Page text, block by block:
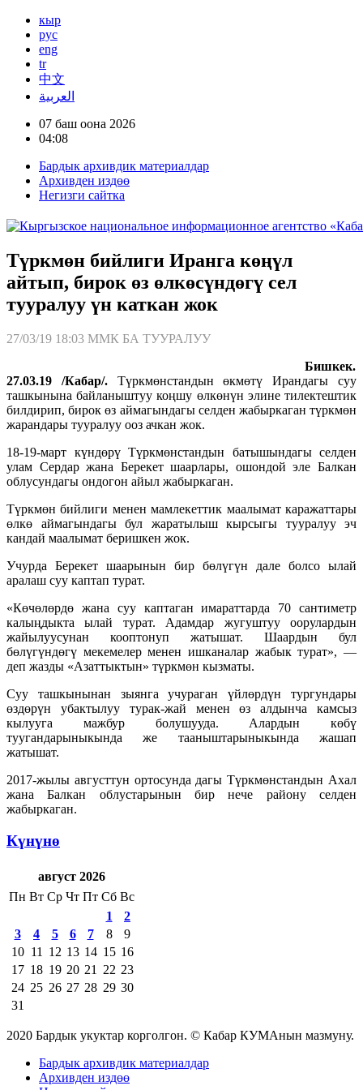
кыр
рус
eng
tr
中文
العربية
07 баш оона 2026
04:08
Бардык архивдик материалдар
Архивден издөө
Негизги сайтка
Түркмөн бийлиги Иранга көңүл
айтып, бирок өз өлкөсүндөгү сел
тууралуу үн каткан жок
27/03/19 18:03 ММК БА ТУУРАЛУУ
Бишкек.
27.03.19 /Кабар/.Түркмөнстандын өкмөтү Ирандагы суу
ташкынына байланыштуу коңшу өлкөнүн элине тилектештик
билдирип, бирок өз аймагындагы селден жабыркаган түркмөн
жарандары тууралуу ооз ачкан жок.
18-19-март күндөрү Түркмөнстандын батышындагы селден
улам Сердар жана Берекет шаарлары, ошондой эле Балкан
облусундагы ондогон айыл жабыркаган.
Түркмөн бийлиги менен мамлекеттик маалымат каражаттары
өлкө аймагындагы бул жаратылыш кырсыгы тууралуу эч
кандай маалымат беришкен жок.
Учурда Берекет шаарынын бир бөлүгүн дале болсо ылай
аралаш суу каптап турат.
«Көчөлөрдө жана суу каптаган имараттарда 70 сантиметр
калыңдыкта ылай турат. Адамдар жугуштуу оорулардын
жайылуусунан кооптонуп жатышат. Шаардын бул
бөлүгүндөгү мекемелер менен ишканалар жабык турат», —
деп жазды «Азаттыктын» түркмөн кызматы.
Суу ташкынынан зыянга учураган үйлөрдүн тургундары
өздөрүн убактылуу турак-жай менен өз алдынча камсыз
кылууга мажбур болушууда. Алардын көбү
туугандарыныкында же тааныштарыныкында жашап
жатышат.
2017-жылы августтун ортосунда дагы Түркмөнстандын Ахал
жана Балкан облустарынын бир нече району селден
жабыркаган.
Күнүнө
август 2026
Пн Вт Ср Чт Пт Сб Вс
1
2
3
4 5 6 7 8
9
10 11 12 13 14 15 16
17 18 19 20 21 22 23
24 25 26 27 28 29 30
31
2020 Бардык укуктар корголгон. © Кабар КУМАнын мазмуну.
Бардык архивдик материалдар
Архивден издөө